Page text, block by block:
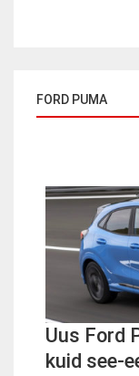
FORD PUMA
Uus Ford
kuid see-